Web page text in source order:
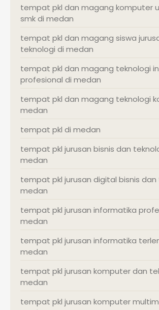
tempat pkl dan magang komputer
smk di medan
tempat pkl dan magang siswa
teknologi di medan
tempat pkl dan magang teknologi
profesional di medan
tempat pkl dan magang teknologi
medan
tempat pkl di medan
tempat pkl jurusan bisnis dan
medan
tempat pkl jurusan digital bisnis dan
medan
tempat pkl jurusan informatika
medan
tempat pkl jurusan informatika
medan
tempat pkl jurusan komputer dan
medan
tempat pkl jurusan komputer